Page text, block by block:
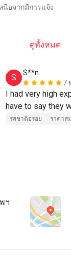
นือจากมีการแจ้ง
ดูทั้งหมด
S
S**n
7
I had very high
have to say they
Beautiful Thai
รสชาติอร่อย ราคาส
ฯ